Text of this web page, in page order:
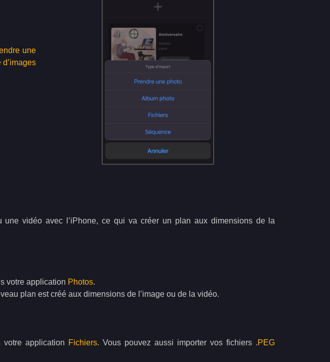
une
une vidéo avec l’iPhone, ce qui va créer un plan aux dimensions de la
votre application Photos.
plan est créé aux dimensions de l’image ou de la vidéo.
votre application Fichiers. Vous pouvez aussi importer vos fichiers .PEG